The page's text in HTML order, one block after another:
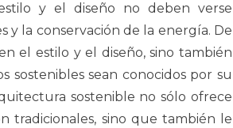
y el diseño no deben verse
y la conservación de la energía. De
el estilo y el diseño, sino también
sostenibles sean conocidos por su
sostenible no sólo ofrece
tradicionales, sino que también le